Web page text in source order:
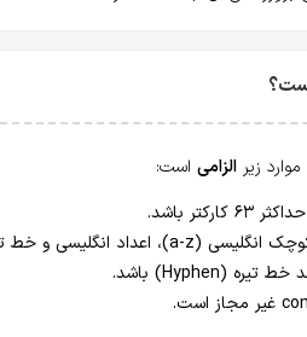
الزامی است: